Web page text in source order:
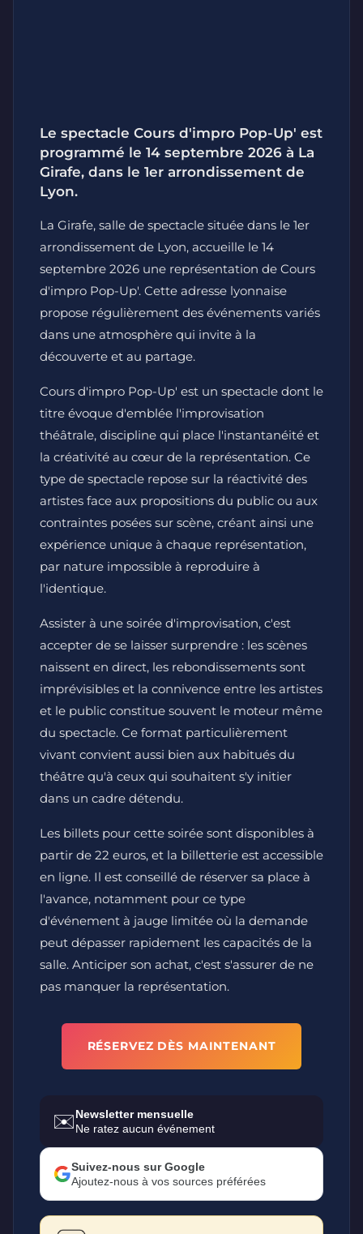
Le spectacle Cours d'impro Pop-Up' est
programmé le 14 septembre 2026 à La
Girafe, dans le 1er arrondissement de
Lyon.
La Girafe, salle de spectacle située dans le 1er
arrondissement de Lyon, accueille le 14
septembre 2026 une représentation de Cours
d'impro Pop-Up'. Cette adresse lyonnaise
propose régulièrement des événements variés
dans une atmosphère qui invite à la
découverte et au partage.
Cours d'impro Pop-Up' est un spectacle dont le
titre évoque d'emblée l'improvisation
théâtrale, discipline qui place l'instantanéité et
la créativité au cœur de la représentation. Ce
type de spectacle repose sur la réactivité des
artistes face aux propositions du public ou aux
contraintes posées sur scène, créant ainsi une
expérience unique à chaque représentation,
par nature impossible à reproduire à
l'identique.
Assister à une soirée d'improvisation, c'est
accepter de se laisser surprendre : les scènes
naissent en direct, les rebondissements sont
imprévisibles et la connivence entre les artistes
et le public constitue souvent le moteur même
du spectacle. Ce format particulièrement
vivant convient aussi bien aux habitués du
théâtre qu'à ceux qui souhaitent s'y initier
dans un cadre détendu.
Les billets pour cette soirée sont disponibles à
partir de 22 euros, et la billetterie est accessible
en ligne. Il est conseillé de réserver sa place à
l'avance, notamment pour ce type
d'événement à jauge limitée où la demande
peut dépasser rapidement les capacités de la
salle. Anticiper son achat, c'est s'assurer de ne
pas manquer la représentation.
RÉSERVEZ DÈS MAINTENANT
✉️Newsletter mensuelle
Ne ratez aucun événement
Suivez-nous sur Google
Ajoutez-nous à vos sources préférées